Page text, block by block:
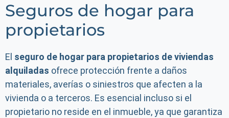
Seguros de hogar para
propietarios
El seguro de hogar para propietarios de viviendas
alquiladas ofrece protección frente a daños
materiales, averías o siniestros que afecten a la
vivienda o a terceros. Es esencial incluso si el
propietario no reside en el inmueble, ya que garantiza